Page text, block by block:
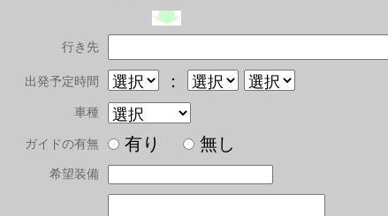
行き先
出発予定時間 ：
車種
ガイドの有無 有り 無し
希望装備